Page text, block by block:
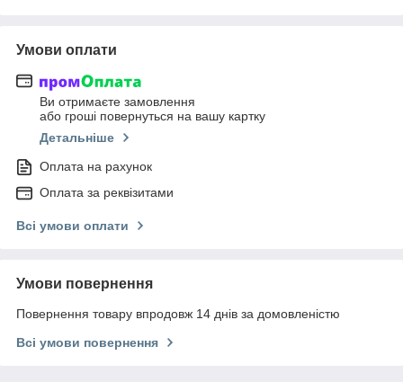
Умови оплати
Ви отримаєте замовлення
або гроші повернуться на вашу картку
Детальніше
Оплата на рахунок
Оплата за реквізитами
Всі умови оплати
Умови повернення
Повернення товару впродовж 14 днів за домовленістю
Всі умови повернення